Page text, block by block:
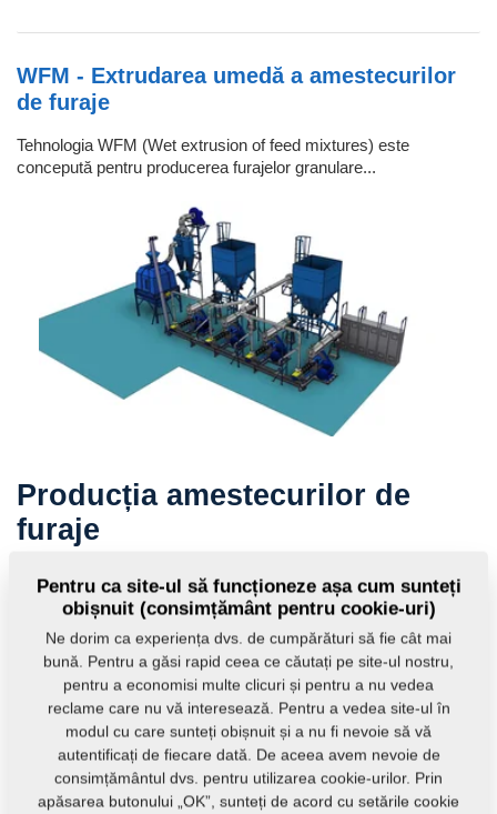
WFM - Extrudarea umedă a amestecurilor
de furaje
Tehnologia WFM (Wet extrusion of feed mixtures) este
concepută pentru producerea furajelor granulare...
Producția amestecurilor de
furaje
de compania Farmet sunt utilaje tehnologice mature pentru
producţia amestecurilor furajere.
Mai multe informații
MVKS - Liniile mici de amestecuri furajere
Liniile mici de amestecuri furajere vin în versiuni cu moară cu
autoalimentare (MVKS-s) şi cu moară verticală (MVKS-v).
Pentru ca site-ul să funcționeze așa cum sunteți
obișnuit (consimțământ pentru cookie-uri)
Ne dorim ca experiența dvs. de cumpărături să fie cât mai
bună. Pentru a găsi rapid ceea ce căutați pe site-ul nostru,
pentru a economisi multe clicuri și pentru a nu vedea
reclame care nu vă interesează. Pentru a vedea site-ul în
modul cu care sunteți obișnuit și a nu fi nevoie să vă
autentificați de fiecare dată. De aceea avem nevoie de
consimțământul dvs. pentru utilizarea cookie-urilor. Prin
apăsarea butonului „OK”, sunteți de acord cu setările cookie